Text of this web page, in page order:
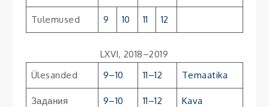
Tulemused 9 10 11 12
LXVI, 2018–2019
Ülesanded
9–10 11–12 Temaatika
Задания 9–10 11–12 Kava